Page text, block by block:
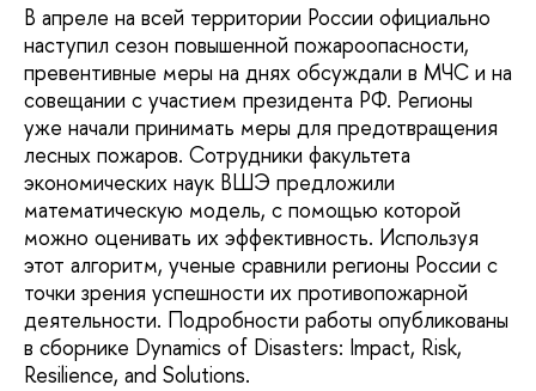
В апреле на всей территории России официально
наступил сезон повышенной пожароопасности,
превентивные меры на днях обсуждали в МЧС и на
совещании с участием президента РФ. Регионы
уже начали принимать меры для предотвращения
лесных пожаров. Сотрудники факультета
экономических наук ВШЭ предложили
математическую модель, с помощью которой
можно оценивать их эффективность. Используя
этот алгоритм, ученые сравнили регионы России с
точки зрения успешности их противопожарной
деятельности. Подробности работы опубликованы
в сборнике Dynamics of Disasters: Impact, Risk,
Resilience, and Solutions.